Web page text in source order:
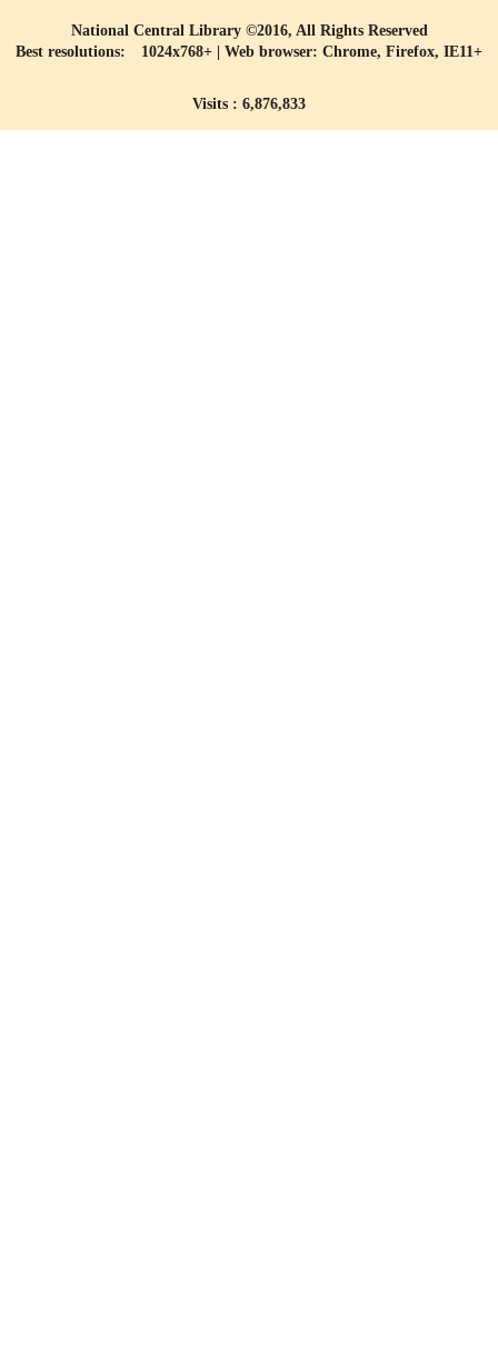
National Central Library ©2016, All Rights Reserved
Best resolutions: 1024x768+ | Web browser: Chrome, Firefox, IE11+
Visits : 6,876,833